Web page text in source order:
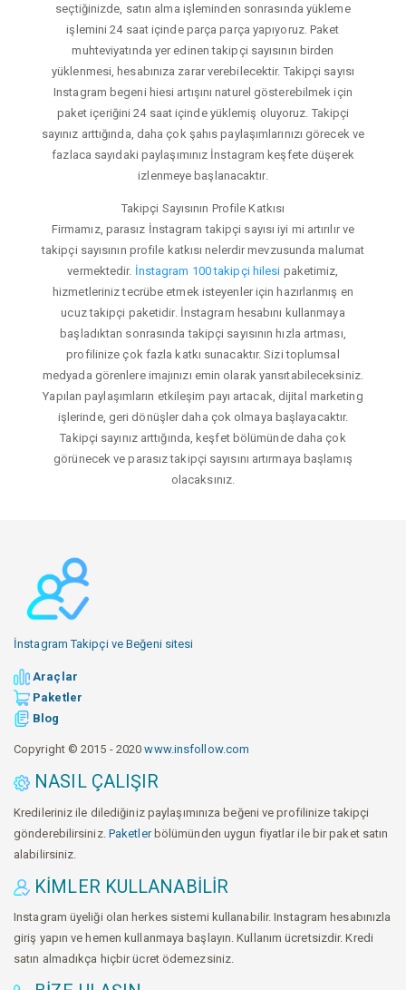
seçtiğinizde, satın alma işleminden sonrasında yükleme
işlemini 24 saat içinde parça parça yapıyoruz. Paket
muhteviyatında yer edinen takipçi sayısının birden
yüklenmesi, hesabınıza zarar verebilecektir. Takipçi sayısı
Instagram begeni hiesi artışını naturel gösterebilmek için
paket içeriğini 24 saat içinde yüklemiş oluyoruz. Takipçi
sayınız arttığında, daha çok şahıs paylaşımlarınızı görecek ve
fazlaca sayıdaki paylaşımınız İnstagram keşfete düşerek
izlenmeye başlanacaktır.
Takipçi Sayısının Profile Katkısı
Firmamız, parasız İnstagram takipçi sayısı iyi mi artırılır ve
takipçi sayısının profile katkısı nelerdir mevzusunda malumat
vermektedir. İnstagram 100 takipçi hilesi paketimiz,
hizmetleriniz tecrübe etmek isteyenler için hazırlanmış en
ucuz takipçi paketidir. İnstagram hesabını kullanmaya
başladıktan sonrasında takipçi sayısının hızla artması,
profilinize çok fazla katkı sunacaktır. Sizi toplumsal
medyada görenlere imajınızı emin olarak yansıtabileceksiniz.
Yapılan paylaşımların etkileşim payı artacak, dijital marketing
işlerinde, geri dönüşler daha çok olmaya başlayacaktır.
Takipçi sayınız arttığında, keşfet bölümünde daha çok
görünecek ve parasız takipçi sayısını artırmaya başlamış
olacaksınız.
İnstagram Takipçi ve Beğeni sitesi
Araçlar
Paketler
Blog
Copyright © 2015 - 2020www.insfollow.com
NASIL ÇALIŞIR
Kredileriniz ile dilediğiniz paylaşımınıza beğeni ve profilinize takipçi
gönderebilirsiniz. Paketlerbölümünden uygun fiyatlar ile bir paket satın
alabilirsiniz.
KIMLER KULLANABILIR
Instagram üyeliği olan herkes sistemi kullanabilir. Instagram hesabınızla
giriş yapın ve hemen kullanmaya başlayın. Kullanım ücretsizdir. Kredi
satın almadıkça hiçbir ücret ödemezsiniz.